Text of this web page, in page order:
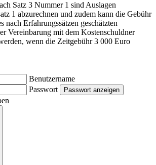
Satz 3 Nummer 1 sind Auslagen
1 abzurechnen und zudem kann die Gebühr
nach Erfahrungssätzen geschätzten
Vereinbarung mit dem Kostenschuldner
wenn die Zeitgebühr 3 000 Euro
Benutzername
Passwort
Passwort anzeigen